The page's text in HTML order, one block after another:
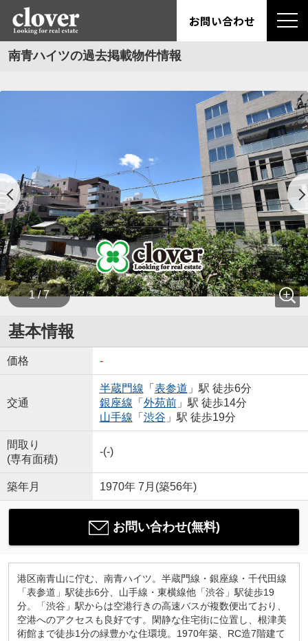
お問い合わせ
南青ハイツの過去掲載物件情報
1 / 7
基本情報
価格 -
交通
半蔵門線 「 表参道 」駅 徒歩6分
銀座線 「 外苑前」駅 徒歩14分
山手線 「 渋谷 」駅 徒歩19分
間取り
(専有面積)
-(-)
築年月 1970年 7月(築56年)
お問い合わせ(無料)
港区南青山に佇む、南青ハイツ。半蔵門線・銀座線・千代田線
「表参道」駅徒歩6分、山手線・東横線他「渋谷」駅徒歩19
分。「渋谷」駅からは空港行きの高速バスが複数便出ており、
空港へのアクセスも良好です。閑静な住宅街に位置し、根津美
術館まで徒歩1分の緑豊かな住環境。1970年築、RC造7階建て